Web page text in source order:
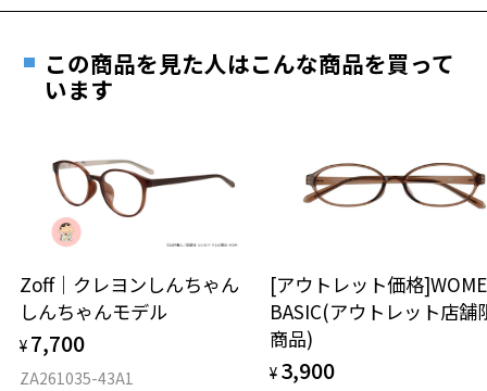
お気に入りに追加済です。
お気に入りリストはこちら
※柄や色味の出方に個体差があり、画像と異なる場合がございます。
※アウトレット商品は、販売から一定期間経過した商品などです。キ
ズ、汚れなどがあるB級品ではございません。
お持ちのZoffメガネサイズを確認するには？
仕上がり寸法
D 仕上がりの横幅：約138mm
安心1 フレーム１年間品質保証
きます。
※保証期間内に交換が行われた場合、保証期間は初期の期間から
延長されません。
安心2 視力測定無料
視力の変化を早めに発見するために、定期的な視
力測定をおすすめいたします。
ご希望のお客さまは、「レンズ交換券」をお選びのうえ、
最寄りのZoff実店舗にてレンズをお買い求めください。
※サングラスやパッケージ品では「レンズ交換券」はお選び
談ください。
＜メガネの度数情報がわからない方へ＞
オンラインストアでフレームのみ購入して、
実店舗で度付きにできます
ご購入時に「レンズ交換券」をお選びいただくと、実店舗で
度数を測定のうえ、度付きレンズ（標準セットレンズ）へ無
この商品を見た人はこんな商品を買って
います
Zoff｜クレヨンしんちゃん
しんちゃんモデル
¥ 7,700
ZA261035-43A1
[アウトレット価格
BASIC(アウトレット店舗
商品)
¥ 3,900